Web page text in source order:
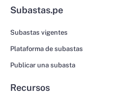
Subastas.pe
Subastas vigentes
Plataforma de subastas
Publicar una subasta
Recursos